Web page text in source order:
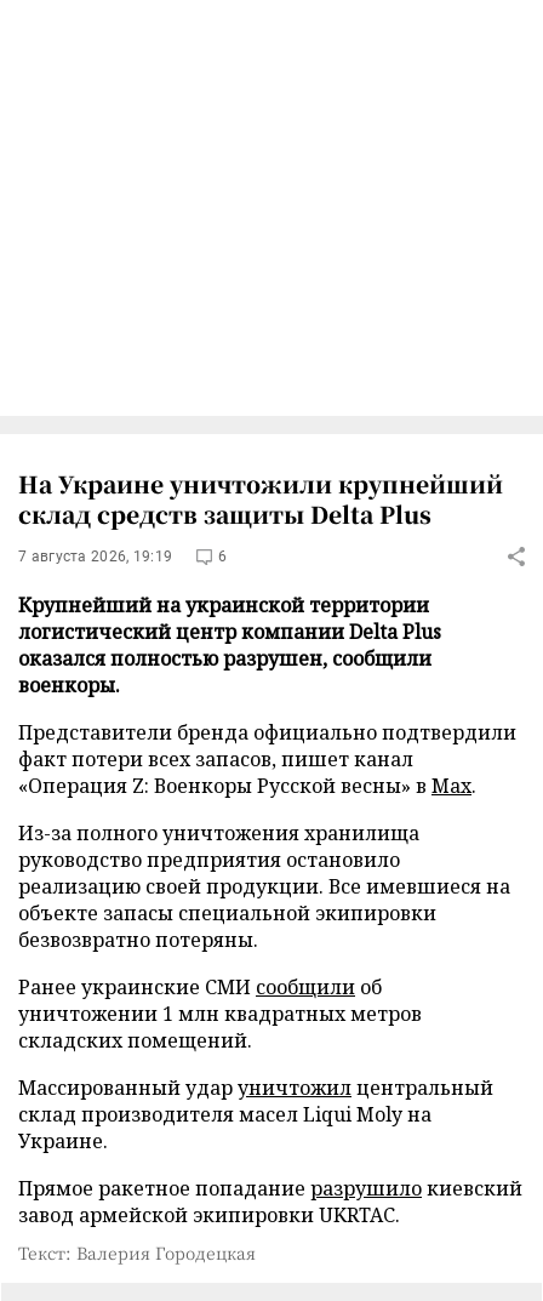
На Украине уничтожили крупнейший
склад средств защиты Delta Plus
7 августа 2026, 19:19 6
Крупнейший на украинской территории
логистический центр компании Delta Plus
оказался полностью разрушен, сообщили
военкоры.
Представители бренда официально подтвердили
факт потери всех запасов, пишет канал
«Операция Z: Военкоры Русской весны» в Max.
Из-за полного уничтожения хранилища
руководство предприятия остановило
реализацию своей продукции. Все имевшиеся на
объекте запасы специальной экипировки
безвозвратно потеряны.
Ранее украинские СМИ сообщили об
уничтожении 1 млн квадратных метров
складских помещений.
Массированный ударуничтожилцентральный
склад производителя масел Liqui Moly на
Украине.
Прямое ракетное попадание разрушилокиевский
завод армейской экипировки UKRTAC.
Текст: Валерия Городецкая